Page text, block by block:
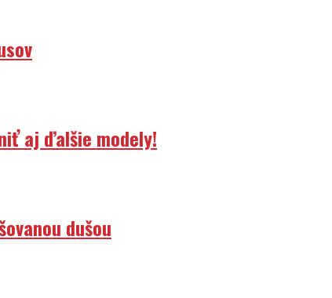
aj ďalšie modely!
dušou